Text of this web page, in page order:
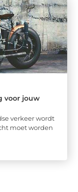
voor jouw
verkeer wordt
moet worden